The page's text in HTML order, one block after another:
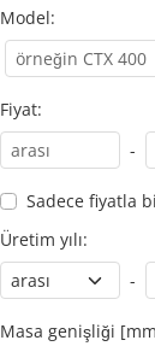
Model:
Fiyat:
-
Sadece fiyatla
Üretim yılı:
-
Masa genişliği